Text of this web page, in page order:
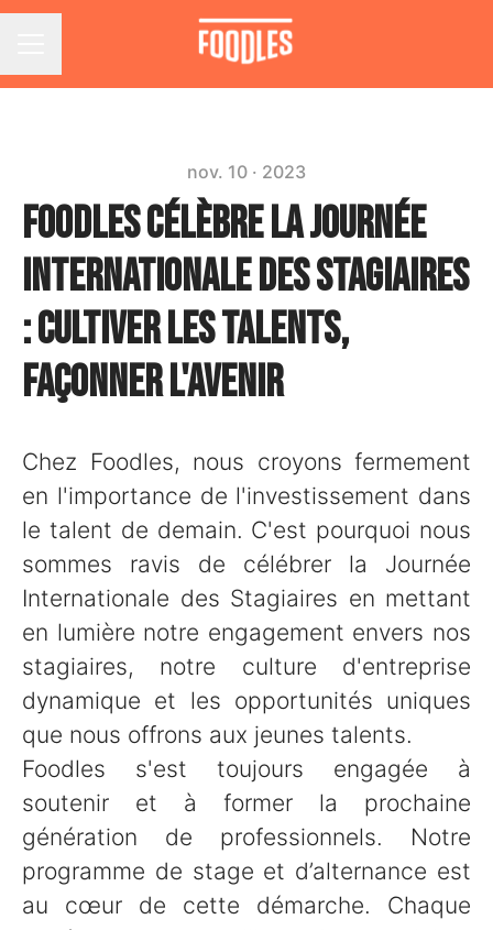
nov. 10 · 2023
Foodles célèbre la Journée
Internationale des Stagiaires
: Cultiver les talents,
façonner l'avenir
Chez Foodles, nous croyons fermement
en l'importance de l'investissement dans
le talent de demain. C'est pourquoi nous
sommes ravis de célébrer la Journée
Internationale des Stagiaires en mettant
en lumière notre engagement envers nos
stagiaires, notre culture d'entreprise
dynamique et les opportunités uniques
que nous offrons aux jeunes talents.
Foodles s'est toujours engagée à
soutenir et à former la prochaine
génération de professionnels. Notre
programme de stage et d’alternance est
au cœur de cette démarche. Chaque